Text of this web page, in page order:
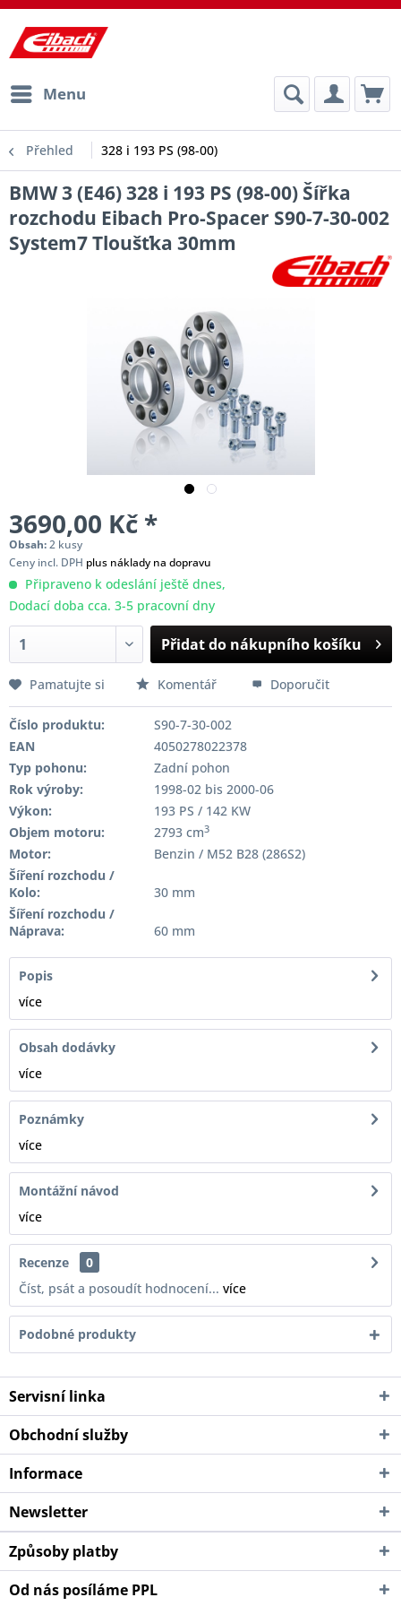
Menu
Přehled 328 i 193 PS (98-00)
BMW 3 (E46) 328 i 193 PS (98-00) Šířka
rozchodu Eibach Pro-Spacer S90-7-30-002
System7 Tloušťka 30mm
3690,00 Kč *
Obsah:2 kusy
Ceny incl. DPH plus náklady na dopravu
Připraveno k odeslání ještě dnes,
Dodací doba cca. 3-5 pracovní dny
Přidat do nákupního košíku
Pamatujte si Komentář Doporučit
Číslo produktu:
S90-7-30-002
EAN
4050278022378
Typ pohonu:
Zadní pohon
Rok výroby:
1998-02 bis 2000-06
Výkon:
193 PS / 142 KW
Objem motoru:
2793 cm3
Motor:
Benzin / M52 B28 (286S2)
Šíření rozchodu /
Kolo:
30 mm
Šíření rozchodu /
Náprava:
60 mm
Popis
více
Obsah dodávky
více
Poznámky
více
Montážní návod
více
Recenze
0
Číst, psát a posoudít hodnocení... více
Podobné produkty
Servisní linka
Obchodní služby
Informace
Newsletter
Způsoby platby
Od nás posíláme PPL